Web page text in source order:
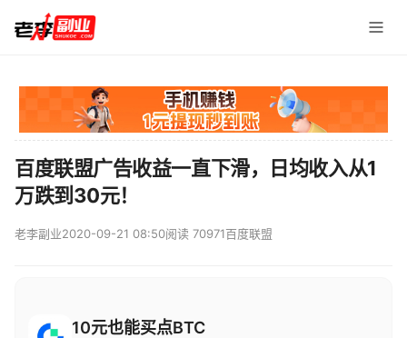
百度联盟广告收益一直下滑，日均收入从1
万跌到30元！
老李副业2020-09-21 08:50阅读 70971百度联盟
10元也能买点BTC